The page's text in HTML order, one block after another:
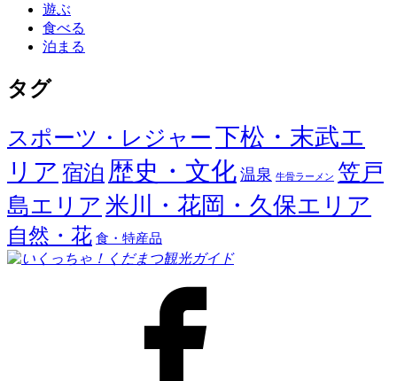
遊ぶ
食べる
泊まる
タグ
スポーツ・レジャー 下松・末武エ
リア 宿泊 歴史・文化 温泉 牛骨ラーメン 笠戸
島エリア 米川・花岡・久保エリア
自然・花 食・特産品